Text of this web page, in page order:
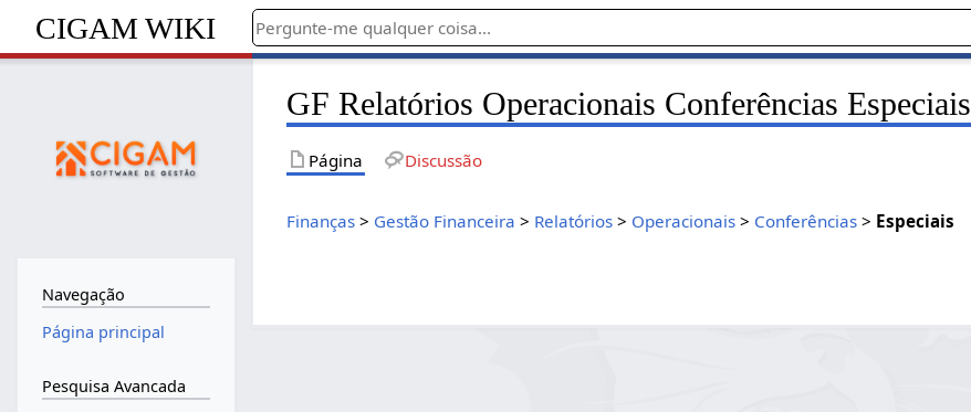
CIGAM WIKI
GF Relatórios Operacionais Conferências Especiais
Página Discussão
Finanças > Gestão Financeira > Relatórios > Operacionais > Conferências > Especiais
Navegação
Página principal
Pesquisa Avancada